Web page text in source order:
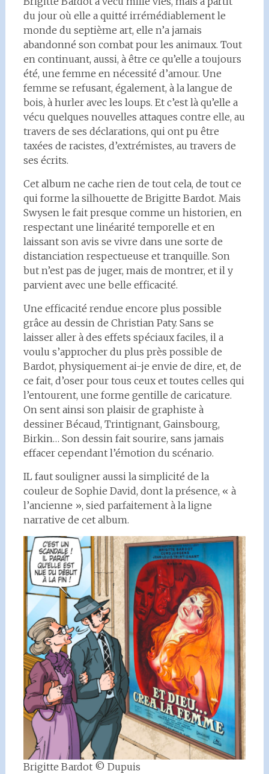
du jour où elle a quitté irrémédiablement le
monde du septième art, elle n’a jamais
abandonné son combat pour les animaux. Tout
en continuant, aussi, à être ce qu’elle a toujours
été, une femme en nécessité d’amour. Une
femme se refusant, également, à la langue de
bois, à hurler avec les loups. Et c’est là qu’elle a
vécu quelques nouvelles attaques contre elle, au
travers de ses déclarations, qui ont pu être
taxées de racistes, d’extrémistes, au travers de
ses écrits.
Cet album ne cache rien de tout cela, de tout ce
qui forme la silhouette de Brigitte Bardot. Mais
Swysen le fait presque comme un historien, en
respectant une linéarité temporelle et en
laissant son avis se vivre dans une sorte de
distanciation respectueuse et tranquille. Son
but n’est pas de juger, mais de montrer, et il y
parvient avec une belle efficacité.
Une efficacité rendue encore plus possible
grâce au dessin de Christian Paty. Sans se
laisser aller à des effets spéciaux faciles, il a
voulu s’approcher du plus près possible de
Bardot, physiquement ai-je envie de dire, et, de
ce fait, d’oser pour tous ceux et toutes celles qui
l’entourent, une forme gentille de caricature.
On sent ainsi son plaisir de graphiste à
dessiner Bécaud, Trintignant, Gainsbourg,
Birkin… Son dessin fait sourire, sans jamais
effacer cependant l’émotion du scénario.
IL faut souligner aussi la simplicité de la
couleur de Sophie David, dont la présence, « à
l’ancienne », sied parfaitement à la ligne
narrative de cet album.
Brigitte Bardot © Dupuis